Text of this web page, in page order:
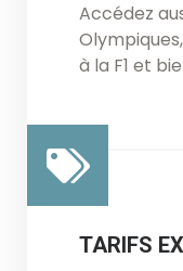
Accédez
à la F1 et
TARIFS